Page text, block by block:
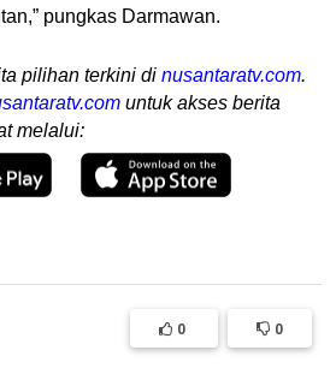
pungkas Darmawan.
pilihan terkini di nusantaratv.com.
untuk akses berita
melalui:
0 0